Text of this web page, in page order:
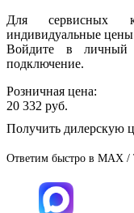
Для сервисных
индивидуальные
Войдите в личный
подключение.
Розничная цена:
20 332 руб.
Получить дилерскую
Ответим быстро в MAX /